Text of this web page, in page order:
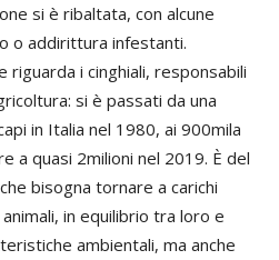
si è ribaltata, con alcune
o addirittura infestanti.
riguarda i cinghiali, responsabili
si è passati da una
in Italia nel 1980, ai 900mila
a quasi 2milioni nel 2019. È del
bisogna tornare a carichi
in equilibrio tra loro e
ambientali, ma anche